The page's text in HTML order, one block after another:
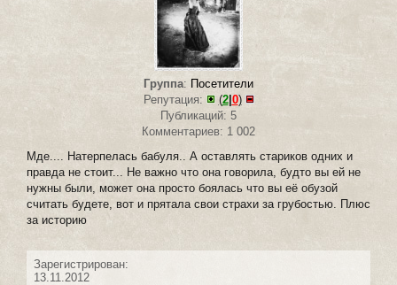
Группа: Посетители
Репутация:
(2|0)
Публикаций: 5
Комментариев: 1 002
Мде.... Натерпелась бабуля.. А оставлять стариков одних и
правда не стоит... Не важно что она говорила, будто вы ей не
нужны были, может она просто боялась что вы её обузой
считать будете, вот и прятала свои страхи за грубостью. Плюс
за историю
Зарегистрирован:
13.11.2012